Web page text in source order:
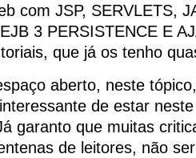
com JSP, SERVLETS,
3 PERSISTENCE E
que já os tenho
aberto, neste
de estar
garanto que muitas
de leitores, não